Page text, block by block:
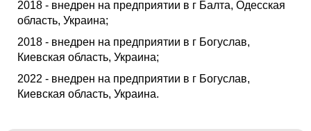
2018 - внедрен на предприятии в г Балта, Одесская
область, Украина;
2018 - внедрен на предприятии в г Богуслав,
Киевская область, Украина;
2022 - внедрен на предприятии в г Богуслав,
Киевская область, Украина.